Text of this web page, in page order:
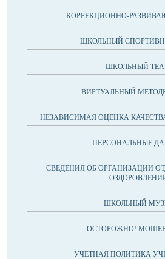
КОРРЕКЦИОННО-
ШКОЛЬНЫЙ
ШКОЛЬНЫЙ
ВИРТУАЛЬНЫЙ
НЕЗАВИСИМАЯ ОЦЕНКА
ПЕРСОНАЛЬНЫЕ
СВЕДЕНИЯ ОБ ОРГАНИЗАЦИИ
ШКОЛЬНЫЙ
ОСТОРОЖНО!
УЧЕТНАЯ ПОЛИТИКА